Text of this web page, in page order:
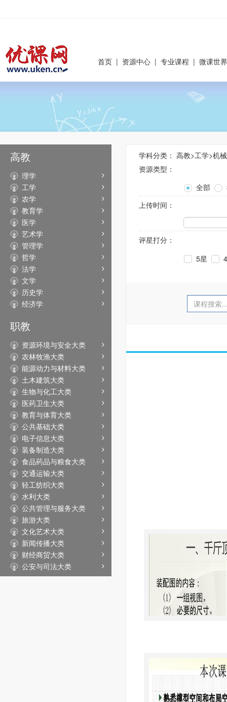
首页 | 资源中心 | 专业课程 | 微课世界
高教
理学
工学
农学
教育学
医学
艺术学
管理学
哲学
法学
文学
历史学
经济学
职教
资源环境与安全大类
农林牧渔大类
能源动力与材料大类
土木建筑大类
生物与化工大类
医药卫生大类
教育与体育大类
公共基础大类
电子信息大类
装备制造大类
食品药品与粮食大类
交通运输大类
轻工纺织大类
水利大类
公共管理与服务大类
旅游大类
文化艺术大类
新闻传播大类
财经商贸大类
公安与司法大类
学科分类： 高教>工学>机
资源类型：
全部
上传时间：
评星打分：
5星